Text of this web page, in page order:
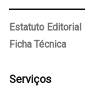
Estatuto Editorial
Ficha Técnica
Serviços